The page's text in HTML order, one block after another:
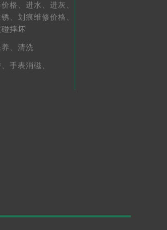
格、 进水、 进灰、
、 划痕维修价格、
碰摔坏
、 清洗
手表消磁、